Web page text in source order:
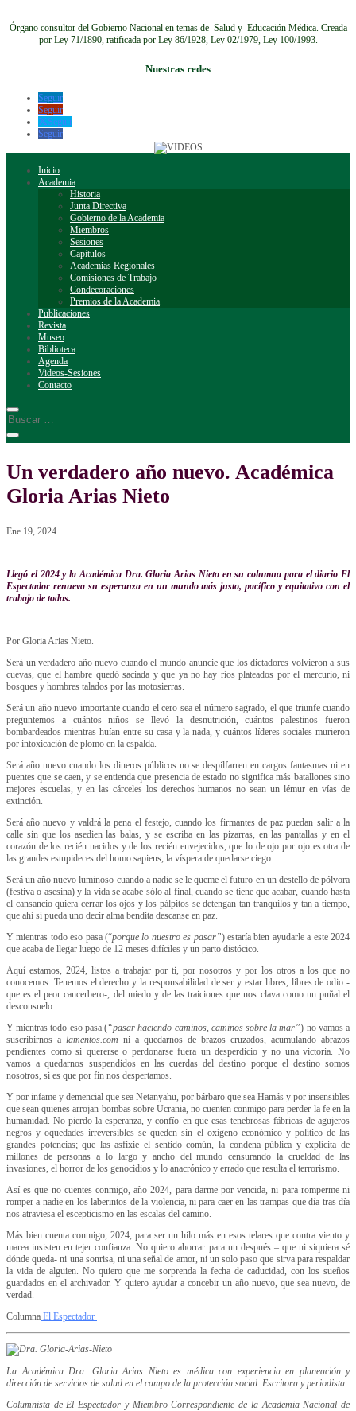
Órgano consultor del Gobierno Nacional en temas de Salud y Educación Médica. Creada
por Ley 71/1890, ratificada por Ley 86/1928, Ley 02/1979, Ley 100/1993.
Nuestras redes
Seguir
Seguir
Seguir
Seguir
Inicio
Academia
Historia
Junta Directiva
Gobierno de la Academia
Miembros
Sesiones
Capítulos
Academias Regionales
Comisiones de Trabajo
Condecoraciones
Premios de la Academia
Publicaciones
Revista
Museo
Biblioteca
Agenda
Videos-Sesiones
Contacto
Un verdadero año nuevo. Académica
Gloria Arias Nieto
Ene 19, 2024
Llegó el 2024 y la Académica Dra. Gloria Arias Nieto en su columna para el diario El
Espectador renueva su esperanza en un mundo más justo, pacífico y equitativo con el
trabajo de todos.
Por Gloria Arias Nieto.
Será un verdadero año nuevo cuando el mundo anuncie que los dictadores volvieron a sus
cuevas, que el hambre quedó saciada y que ya no hay ríos plateados por el mercurio, ni
bosques y hombres talados por las motosierras.
Será un año nuevo importante cuando el cero sea el número sagrado, el que triunfe cuando
preguntemos a cuántos niños se llevó la desnutrición, cuántos palestinos fueron
bombardeados mientras huían entre su casa y la nada, y cuántos líderes sociales murieron
por intoxicación de plomo en la espalda.
Será año nuevo cuando los dineros públicos no se despilfarren en cargos fantasmas ni en
puentes que se caen, y se entienda que presencia de estado no significa más batallones sino
mejores escuelas, y en las cárceles los derechos humanos no sean un lémur en vías de
extinción.
Será año nuevo y valdrá la pena el festejo, cuando los firmantes de paz puedan salir a la
calle sin que los asedien las balas, y se escriba en las pizarras, en las pantallas y en el
corazón de los recién nacidos y de los recién envejecidos, que lo de ojo por ojo es otra de
las grandes estupideces del homo sapiens, la víspera de quedarse ciego.
Será un año nuevo luminoso cuando a nadie se le queme el futuro en un destello de pólvora
(festiva o asesina) y la vida se acabe sólo al final, cuando se tiene que acabar, cuando hasta
el cansancio quiera cerrar los ojos y los pálpitos se detengan tan tranquilos y tan a tiempo,
que ahí sí pueda uno decir alma bendita descanse en paz.
Y mientras todo eso pasa (“porque lo nuestro es pasar”) estaría bien ayudarle a este 2024
que acaba de llegar luego de 12 meses difíciles y un parto distócico.
Aquí estamos, 2024, listos a trabajar por ti, por nosotros y por los otros a los que no
conocemos. Tenemos el derecho y la responsabilidad de ser y estar libres, libres de odio -
que es el peor cancerbero-, del miedo y de las traiciones que nos clava como un puñal el
desconsuelo.
Y mientras todo eso pasa (“pasar haciendo caminos, caminos sobre la mar”) no vamos a
suscribirnos a lamentos.com ni a quedarnos de brazos cruzados, acumulando abrazos
pendientes como si quererse o perdonarse fuera un desperdicio y no una victoria. No
vamos a quedarnos suspendidos en las cuerdas del destino porque el destino somos
nosotros, si es que por fin nos despertamos.
Y por infame y demencial que sea Netanyahu, por bárbaro que sea Hamás y por insensibles
que sean quienes arrojan bombas sobre Ucrania, no cuenten conmigo para perder la fe en la
humanidad. No pierdo la esperanza, y confío en que esas tenebrosas fábricas de agujeros
negros y oquedades irreversibles se queden sin el oxígeno económico y político de las
grandes potencias; que las asfixie el sentido común, la condena pública y explícita de
millones de personas a lo largo y ancho del mundo censurando la crueldad de las
invasiones, el horror de los genocidios y lo anacrónico y errado que resulta el terrorismo.
Así es que no cuentes conmigo, año 2024, para darme por vencida, ni para romperme ni
romper a nadie en los laberintos de la violencia, ni para caer en las trampas que día tras día
nos atraviesa el escepticismo en las escalas del camino.
Más bien cuenta conmigo, 2024, para ser un hilo más en esos telares que contra viento y
marea insisten en tejer confianza. No quiero ahorrar para un después – que ni siquiera sé
dónde queda- ni una sonrisa, ni una señal de amor, ni un solo paso que sirva para respaldar
la vida de alguien. No quiero que me sorprenda la fecha de caducidad, con los sueños
guardados en el archivador. Y quiero ayudar a concebir un año nuevo, que sea nuevo, de
verdad.
Columna El Espectador
La Académica Dra. Gloria Arias Nieto es médica con experiencia en planeación y
dirección de servicios de salud en el campo de la protección social. Escritora y periodista.
Columnista de El Espectador y Miembro Correspondiente de la Academia Nacional de